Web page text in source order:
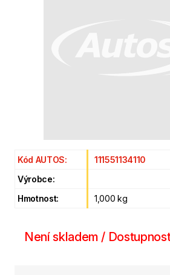
Kód AUTOS:
111551134110
Výrobce:
Hmotnost:
1,000 kg
Není skladem /